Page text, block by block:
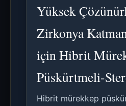
Yüksek
Zirkonya
için Hibrit
Püskürtmeli-
Hibrit mürekkep